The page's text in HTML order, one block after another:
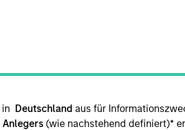
Deutschland aus für
(wie nachstehend definiert)*